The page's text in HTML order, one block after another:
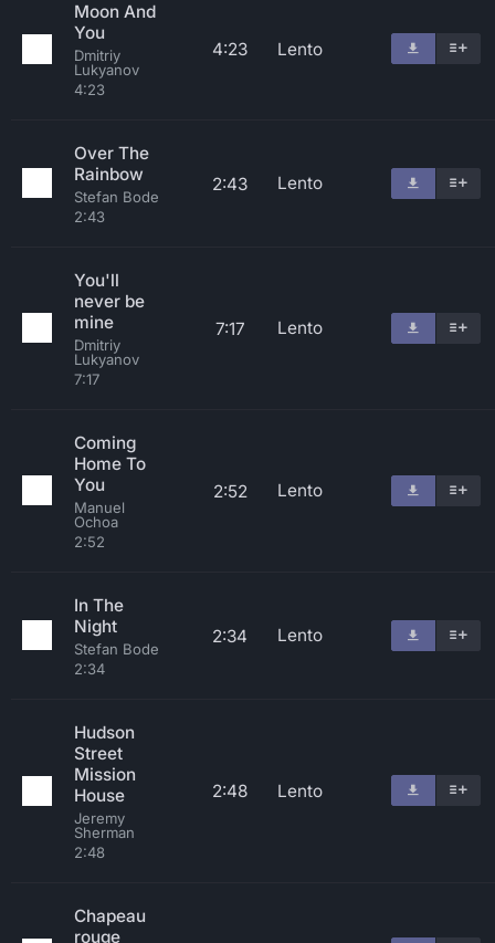
Moon And
You
Dmitriy
Lukyanov
4:23
4:23 Lento
Over The
Rainbow
Stefan Bode
2:43
2:43 Lento
You'll
never be
mine
Dmitriy
Lukyanov
7:17
7:17 Lento
Coming
Home To
You
Manuel
Ochoa
2:52
2:52 Lento
In The
Night
Stefan Bode
2:34
2:34 Lento
Hudson
Street
Mission
House
Jeremy
Sherman
2:48
2:48 Lento
Chapeau
rouge